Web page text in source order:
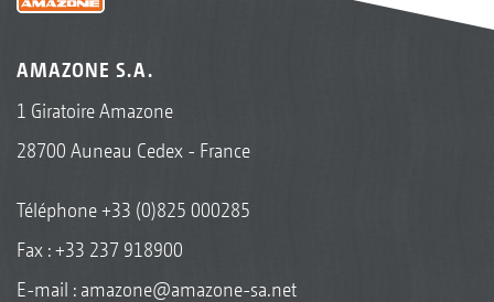
AMAZONE S.A.
1 Giratoire Amazone
28700 Auneau Cedex - France
Téléphone+33 (0)825 000285
Fax : +33 237 918900
E-mail : amazone@amazone-sa.net